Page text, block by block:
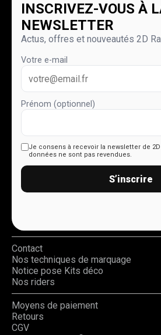
INSCRIVEZ-VOUS À
NEWSLETTER
Actus, offres et nouveautés 2D
Votre e-mail
Prénom (optionnel)
Je consens à recevoir la newsletter de 2D
données ne sont pas revendues.
S’inscrire
Contact
Nos techniques de marquage
Notice pose Kits déco
Nos riders
Moyens de paiement
Retours
CGV